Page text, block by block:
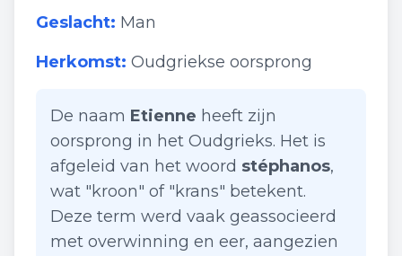
Geslacht: Man
Herkomst: Oudgriekse oorsprong
De naam Etienne heeft zijn
oorsprong in het Oudgrieks. Het is
afgeleid van het woord stéphanos,
wat "kroon" of "krans" betekent.
Deze term werd vaak geassocieerd
met overwinning en eer, aangezien